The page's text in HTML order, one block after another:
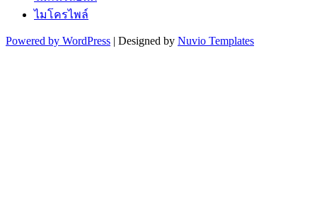
ไมโครไพล์
Powered by WordPress | Designed by Nuvio Templates